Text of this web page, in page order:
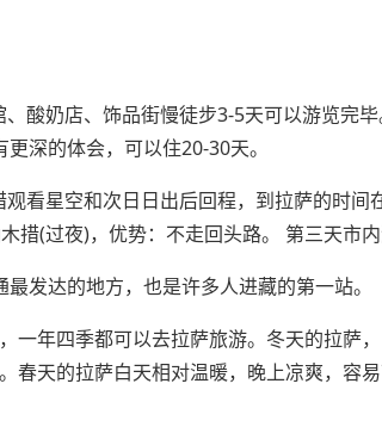
酸奶店、饰品街慢徒步3-5天可以游览完
深的体会，可以住20-30天。
看星空和次日日出后回程，到拉萨的时间
(过夜)，优势：不走回头路。 第三天市内
发达的地方，也是许多人进藏的第一站。
一年四季都可以去拉萨旅游。冬天的拉萨
春天的拉萨白天相对温暖，晚上凉爽，容